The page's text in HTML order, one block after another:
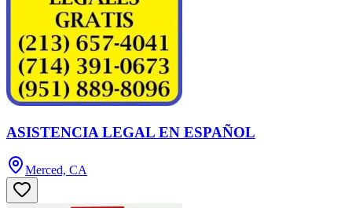
ASISTENCIA LEGAL EN ESPAÑOL
Merced, CA